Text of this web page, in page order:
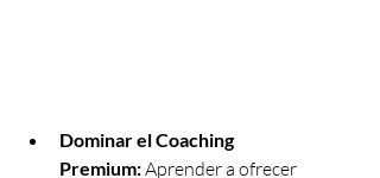
Dominar el Coaching
Premium: Aprender a ofrecer